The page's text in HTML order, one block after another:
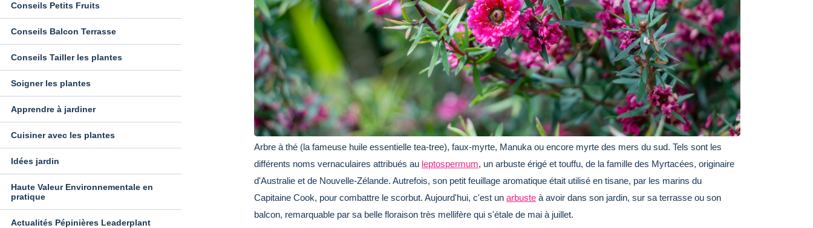
Conseils Petits Fruits
Conseils Balcon Terrasse
Conseils Tailler les plantes
Soigner les plantes
Apprendre à jardiner
Cuisiner avec les plantes
Idées jardin
Haute Valeur Environnementale en
pratique
Actualités Pépinières Leaderplant
Arbre à thé (la fameuse huile essentielle tea-tree), faux-myrte, Manuka ou encore myrte des mers du sud. Tels sont les
différents noms vernaculaires attribués au leptospermum, un arbuste érigé et touffu, de la famille des Myrtacées, originaire
d'Australie et de Nouvelle-Zélande. Autrefois, son petit feuillage aromatique était utilisé en tisane, par les marins du
Capitaine Cook, pour combattre le scorbut. Aujourd'hui, c'est un arbuste à avoir dans son jardin, sur sa terrasse ou son
balcon, remarquable par sa belle floraison très mellifère qui s'étale de mai à juillet.